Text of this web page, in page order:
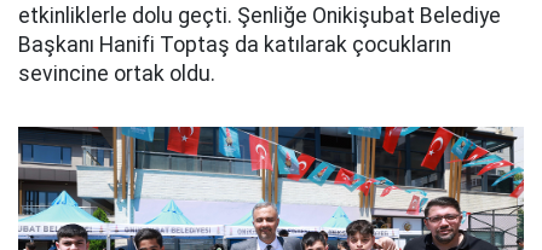
etkinliklerle dolu geçti. Şenliğe Onikişubat Belediye
Başkanı Hanifi Toptaş da katılarak çocukların
sevincine ortak oldu.